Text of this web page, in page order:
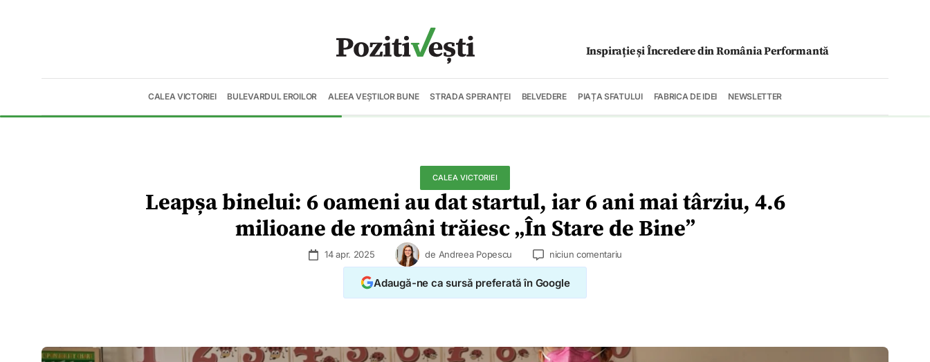
Inspirație și Încredere din România Performantă
CALEA VICTORIEI BULEVARDUL EROILOR ALEEA VEȘTILOR BUNE STRADA SPERANȚEI BELVEDERE PIAȚA SFATULUI FABRICA DE IDEI NEWSLETTER
CALEA VICTORIEI
Leapșa binelui: 6 oameni au dat startul, iar 6 ani mai târziu, 4.6
milioane de români trăiesc „În Stare de Bine”
14 apr. 2025 de Andreea Popescu niciun comentariu
Adaugă-ne ca sursă preferată în Google